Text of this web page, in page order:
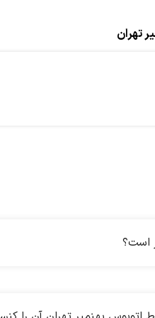
تهران
است؟